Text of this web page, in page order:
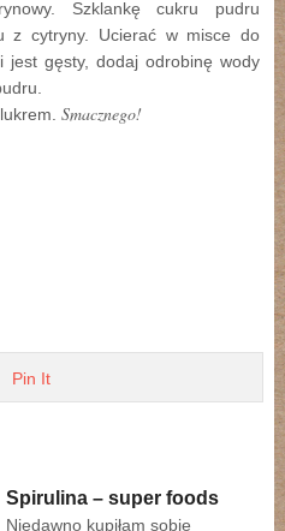
Szklankę cukru pudru
z cytryny. Ucierać w misce do
jest gęsty, dodaj odrobinę wody
Smacznego!
Pin It
Spirulina – super foods
Niedawno kupiłam sobie